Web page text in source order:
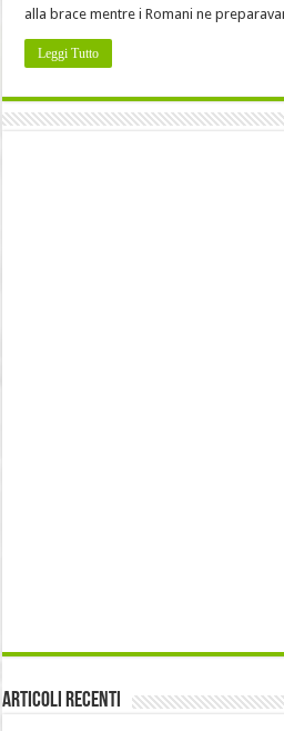
alla brace mentre i Romani ne
Leggi Tutto
Articoli recenti